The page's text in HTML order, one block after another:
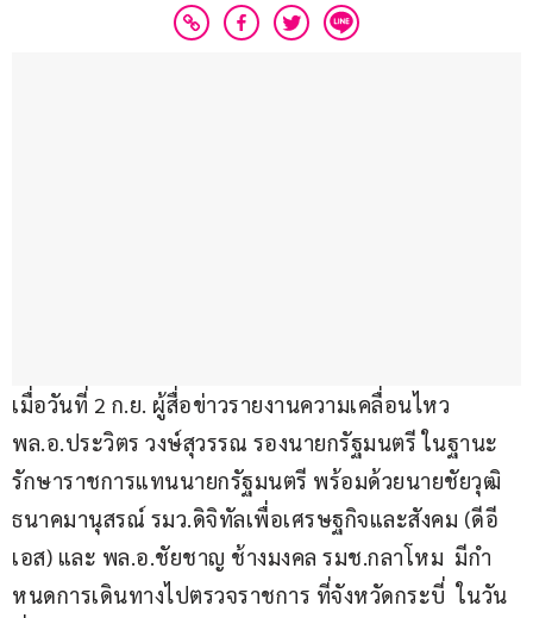
เมื่อวันที่ 2 ก.ย. ผู้สื่อข่าวรายงานความเคลื่อนไหว
พล.อ.ประวิตร วงษ์สุวรรณ รองนายกรัฐมนตรี ในฐานะ
รักษาราชการแทนนายกรัฐมนตรี พร้อมด้วยนายชัยวุฒิ
ธนาคมานุสรณ์ รมว.ดิจิทัลเพื่อเศรษฐกิจและสังคม (ดีอี
เอส) และ พล.อ.ชัยชาญ ช้างมงคล รมช.กลาโหม  มีกํา
หนดการเดินทางไปตรวจราชการ ที่จังหวัดกระบี่  ในวัน